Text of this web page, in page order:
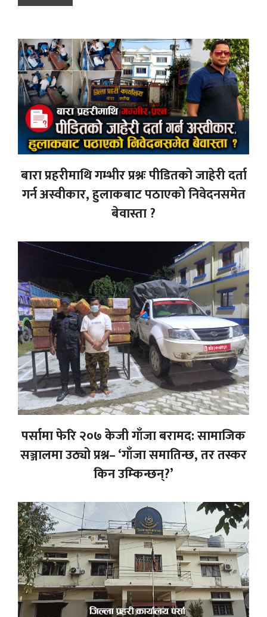
बारा प्रहरीमाथि गम्भीर प्रश्नः पीडितको जाहेरी दर्ता
गर्न अस्वीकार, हुलाकबाट पठाएको निवेदनसमेत
बेवास्ता ?
पर्सामा फेरि २०७ केजी गाँजा बरामद: सामाजिक
सञ्जालमा उठ्यो प्रश्न– ‘गाँजा समातिन्छ, तर तस्कर
किन उम्किन्छन्?’